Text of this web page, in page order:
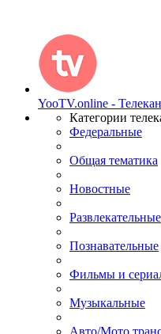
YooTV.online -
Категории
Федеральные
Общая тематика
Новостные
Развлекательные
Познавательные
Фильмы и
Музыкальные
Авто/Мото